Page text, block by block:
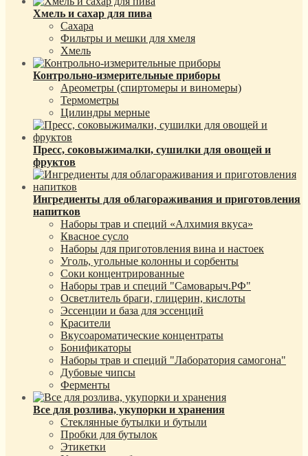
Хмель и сахар для пива
Сахара
Фильтры и мешки для хмеля
Хмель
Контрольно-измерительные приборы
Ареометры (спиртомеры и виномеры)
Термометры
Цилиндры мерные
Пресс, соковыжималки, сушилки для овощей и
фруктов
Ингредиенты для облагораживания и приготовления
напитков
Наборы трав и специй «Алхимия вкуса»
Квасное сусло
Наборы для приготовления вина и настоек
Уголь, угольные колонны и сорбенты
Соки концентрированные
Наборы трав и специй "Самоварыч.РФ"
Осветлитель браги, глицерин, кислоты
Эссенции и база для эссенций
Красители
Вкусоароматические концентраты
Бонификаторы
Наборы трав и специй "Лаборатория самогона"
Дубовые чипсы
Ферменты
Все для розлива, укупорки и хранения
Стеклянные бутылки и бутыли
Пробки для бутылок
Этикетки